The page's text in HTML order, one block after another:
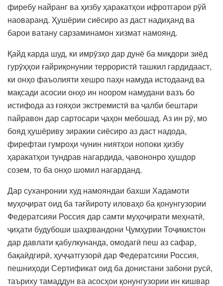
фиребу найранг ва ҳизбу ҳаракатҳои ифротгарои рӯй
наоваранд. Ҳушёрии сиёсиро аз даст надиҳанд ва
барои ватану сарзаминамон хизмат намоянд.
Қайд карда шуд, ки имрӯзҳо дар дунё ба миқдори зиёд
гурӯҳҳои ғайриқонунии террористӣ ташкил гардидааст,
ки онҳо фаъолияти хешро паҳн намуда истодаанд ва
мақсади асосии онҳо ин ноором намудани вазъ бо
истифода аз ғояҳои экстремистӣ ва ҷалби бештари
пайравон дар сартосари ҷаҳон мебошад. Аз ин рӯ, мо
бояд ҳушёриву зиракии сиёсиро аз даст надода,
фирефтаи гумроҳи чунин ниятҳои нопоки ҳизбу
ҳаракатҳои тундрав нагардида, ҷавононро ҳушдор
созем, то ба онҳо шомил нагарданд.
Дар суханронии худ намояндаи бахши Хадамоти
муҳоҷират оид ба тағйироту иловаҳо ба қонунгузории
Федератсияи Россия дар самти муҳоҷирати меҳнатӣ,
ҷиҳати будубоши шаҳрвандони Ҷумҳурии Тоҷикистон
дар давлати қабулкунанда, омодагӣ пеш аз сафар,
бақаӣдгирӣ, ҳуҷҷатгузорӣ дар Федератсияи Россия,
пешниҳоди Сертификат оид ба донистани забони русӣ,
таъриху тамаддун ва асосҳои қонунгузории ин кишвар